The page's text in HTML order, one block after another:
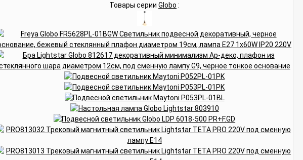
Товары серииGlobo :